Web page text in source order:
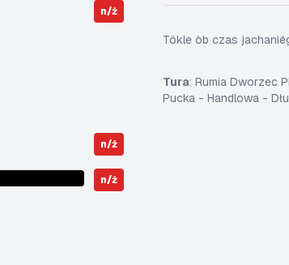
n/ż
n/ż
n/ż
Tôkle òb czas
Tura: Rumia Dworzec
Pucka - Handlowa -